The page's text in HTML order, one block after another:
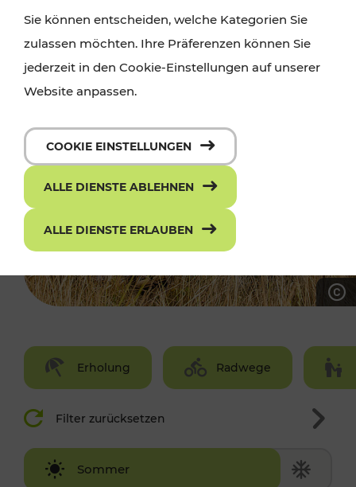
Erholung Radwege
Filter zurücksetzen
Sommer
Winter
Sie können entscheiden, welche Kategorien Sie
zulassen möchten. Ihre Präferenzen können Sie
jederzeit in den Cookie-Einstellungen auf unserer
Website anpassen.
COOKIE EINSTELLUNGEN
ALLE DIENSTE ABLEHNEN
ALLE DIENSTE ERLAUBEN